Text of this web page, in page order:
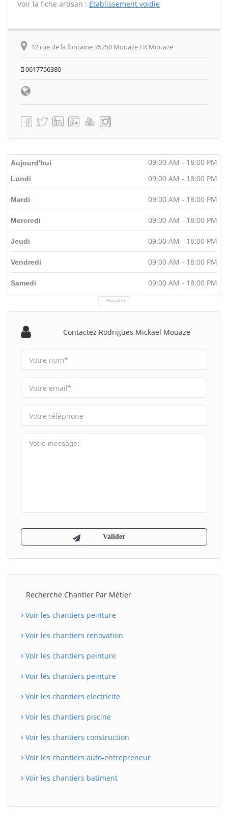
Voir la fiche artisan : Etablissement voidie
12 rue de la fontaine 35250 Mouaze FR Mouaze
0617756380
Aujourd'hui 09:00 AM - 18:00 PM
Horaires
Lundi 09:00 AM - 18:00 PM
Mardi 09:00 AM - 18:00 PM
Mercredi 09:00 AM - 18:00 PM
Jeudi 09:00 AM - 18:00 PM
Vendredi 09:00 AM - 18:00 PM
Samedi 09:00 AM - 18:00 PM
Contactez Rodrigues Mickael Mouaze
Recherche Chantier Par Métier
Voir les chantiers peinture
Voir les chantiers renovation
Voir les chantiers peinture
Voir les chantiers peinture
Voir les chantiers electricite
Voir les chantiers piscine
Voir les chantiers construction
Voir les chantiers auto-entrepreneur
Voir les chantiers batiment